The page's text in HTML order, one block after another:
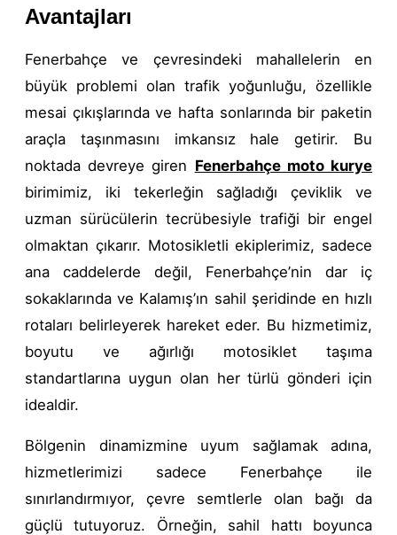
Avantajları
Fenerbahçe ve çevresindeki mahallelerin en
büyük problemi olan trafik yoğunluğu, özellikle
mesai çıkışlarında ve hafta sonlarında bir paketin
araçla taşınmasını imkansız hale getirir. Bu
noktada devreye giren Fenerbahçe moto kurye
birimimiz, iki tekerleğin sağladığı çeviklik ve
uzman sürücülerin tecrübesiyle trafiği bir engel
olmaktan çıkarır. Motosikletli ekiplerimiz, sadece
ana caddelerde değil, Fenerbahçe’nin dar iç
sokaklarında ve Kalamış’ın sahil şeridinde en hızlı
rotaları belirleyerek hareket eder. Bu hizmetimiz,
boyutu ve ağırlığı motosiklet taşıma
standartlarına uygun olan her türlü gönderi için
idealdir.
Bölgenin dinamizmine uyum sağlamak adına,
hizmetlerimizi sadece Fenerbahçe ile
sınırlandırmıyor, çevre semtlerle olan bağı da
güçlü tutuyoruz. Örneğin, sahil hattı boyunca